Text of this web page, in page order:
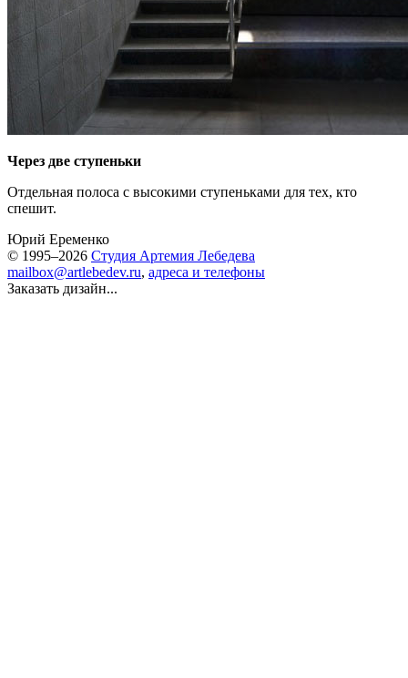
Через две ступеньки
Отдельная полоса с высокими ступеньками для тех, кто
спешит.
Юрий Еременко
© 1995–2026 Студия Артемия Лебедева
mailbox@artlebedev.ru, адреса и телефоны
Заказать дизайн...